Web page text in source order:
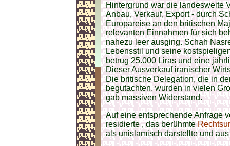
Hintergrund war die landesweite
Anbau, Verkauf, Export - durch
Europareise an den britischen
relevanten Einnahmen für sich
nahezu leer ausging. Schah
Lebensstil und seine
betrug 25.000 Liras und eine
Dieser Ausverkauf iranischer
Die britische Delegation, die in
begutachten, wurden in vielen
gab massiven Widerstand.
Auf eine entsprechende Anfrage
residierte , das berühmte
als unislamisch darstellte und